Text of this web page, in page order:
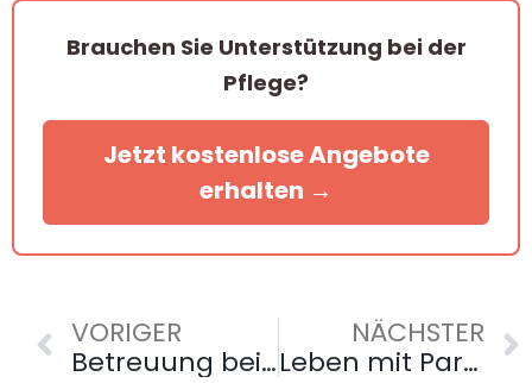
Brauchen Sie Unterstützung bei der
Pflege?
Jetzt kostenlose Angebote
erhalten →
VORIGER
Betreuung bei Demenz: Wie eine Betreuungskraft im Alltag hilft und die Lebensqualität steigert
NÄCHSTER
Leben mit Parkinson: Welche Unterstützung kann eine erfahrene Betreuungskraft bieten